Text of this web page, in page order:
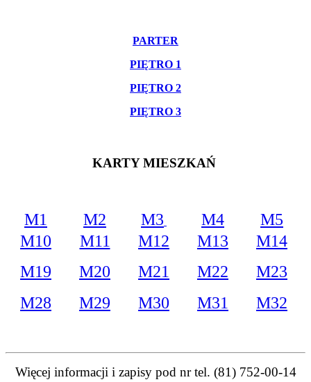
PARTER
PIĘTRO 1
PIĘTRO 2
PIĘTRO 3
KARTY MIESZKAŃ
M1 M2 M3 M4
M5
M10
M11 M12 M13
M14
M19
M20 M21 M22
M23
M28
M29 M30 M31 M32
Więcej informacji i zapisy pod nr tel. (81) 752-00-14